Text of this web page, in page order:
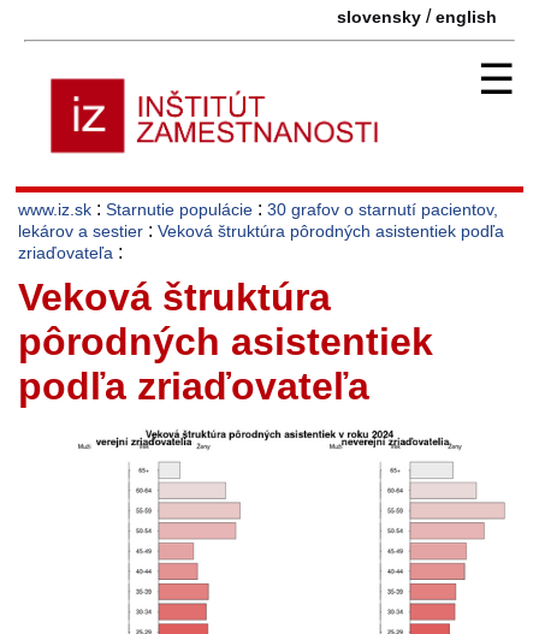
slovensky /english
☰
www.iz.sk : Starnutie populácie : 30 grafov o starnutí pacientov,
lekárov a sestier : Veková štruktúra pôrodných asistentiek podľa
zriaďovateľa :
Veková štruktúra
pôrodných asistentiek
podľa zriaďovateľa